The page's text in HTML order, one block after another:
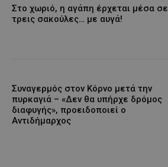
Στο χωριό, η αγάπη έρχεται μέσα σε
τρεις σακούλες… με αυγά!
Συναγερμός στον Κόρνο μετά την
πυρκαγιά – «Δεν θα υπήρχε δρόμος
διαφυγής», προειδοποιεί ο
Αντιδήμαρχος